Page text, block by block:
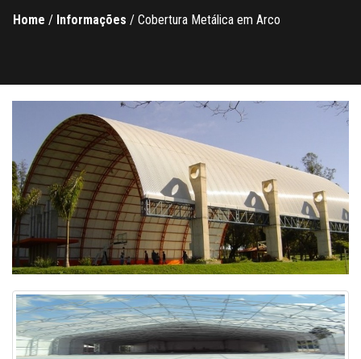
Home / Informações / Cobertura Metálica em Arco